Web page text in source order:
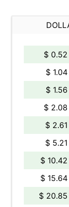
$
$
$
$
$
$
$
$
$